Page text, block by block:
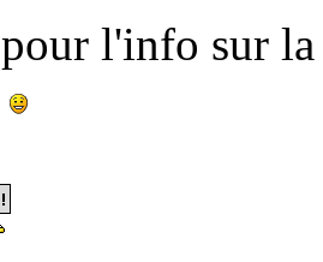
pour l'info sur